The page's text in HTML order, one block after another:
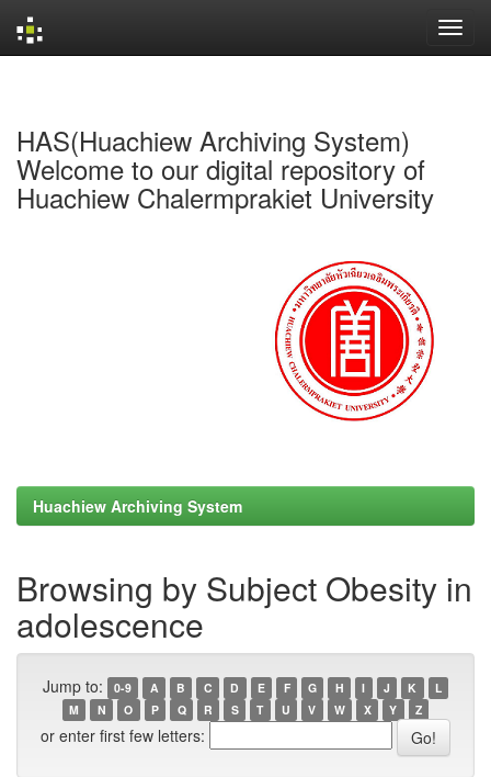
HAS(Huachiew Archiving System)
Welcome to our digital repository of
Huachiew Chalermprakiet University
Huachiew Archiving System
Browsing by Subject Obesity in
adolescence
Jump to: 0-9 A B C D E F G H I J K
L
M
N O P Q R S T U V W X Y Z
or enter first few letters: